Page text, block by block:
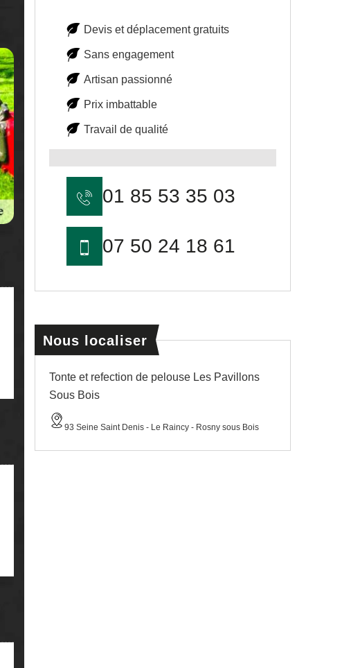
Devis et déplacement gratuits
Sans engagement
Artisan passionné
Prix imbattable
Travail de qualité
01 85 53 35 03
07 50 24 18 61
Nous localiser
Tonte et refection de pelouse Les Pavillons
Sous Bois
93 Seine Saint Denis - Le Raincy - Rosny sous Bois